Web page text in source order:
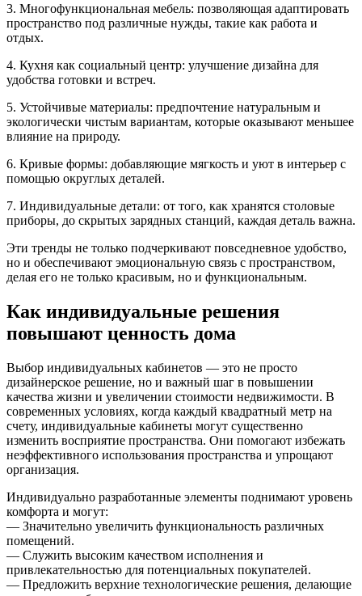
3. Многофункциональная мебель: позволяющая адаптировать
пространство под различные нужды, такие как работа и
отдых.
4. Кухня как социальный центр: улучшение дизайна для
удобства готовки и встреч.
5. Устойчивые материалы: предпочтение натуральным и
экологически чистым вариантам, которые оказывают меньшее
влияние на природу.
6. Кривые формы: добавляющие мягкость и уют в интерьер с
помощью округлых деталей.
7. Индивидуальные детали: от того, как хранятся столовые
приборы, до скрытых зарядных станций, каждая деталь важна.
Эти тренды не только подчеркивают повседневное удобство,
но и обеспечивают эмоциональную связь с пространством,
делая его не только красивым, но и функциональным.
Как индивидуальные решения
повышают ценность дома
Выбор индивидуальных кабинетов — это не просто
дизайнерское решение, но и важный шаг в повышении
качества жизни и увеличении стоимости недвижимости. В
современных условиях, когда каждый квадратный метр на
счету, индивидуальные кабинеты могут существенно
изменить восприятие пространства. Они помогают избежать
неэффективного использования пространства и упрощают
организация.
Индивидуально разработанные элементы поднимают уровень
комфорта и могут:
— Значительно увеличить функциональность различных
помещений.
— Служить высоким качеством исполнения и
привлекательностью для потенциальных покупателей.
— Предложить верхние технологические решения, делающие